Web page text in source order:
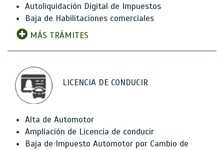
Autoliquidación Digital de Impuestos
Baja de Habilitaciones comerciales
MÁS TRÁMITES
LICENCIA DE CONDUCIR
Alta de Automotor
Ampliación de Licencia de conducir
Baja de Impuesto Automotor por Cambio de